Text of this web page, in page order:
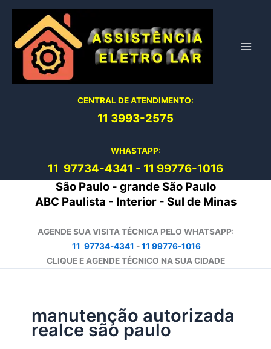
conteúdo
CENTRAL DE ATENDIMENTO:
11 3993-2575
WHASTAPP:
11 97734-4341 - 11 99776-1016
São Paulo - grande São Paulo
ABC Paulista - Interior - Sul de Minas
AGENDE SUA VISITA TÉCNICA PELO WHATSAPP:
11 97734-4341 -11 99776-1016
CLIQUE E AGENDE TÉCNICO NA SUA CIDADE
manutenção autorizada
realce são paulo